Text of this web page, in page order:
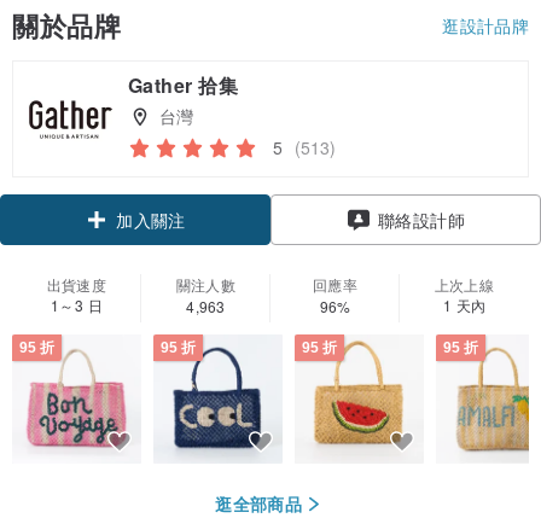
關於品牌 逛設計品牌
Gather 拾集
台灣
5 (513)
聯絡設計師
出貨速度
1～3 日
關注人數
4,963
回應率
96%
上次上線
1 天內
95 折 95 折 95 折 95 折
逛全部商品